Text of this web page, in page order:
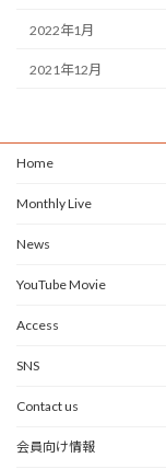
2022年1月
2021年12月
Home
Monthly Live
News
YouTube Movie
Access
SNS
Contact us
会員向け情報